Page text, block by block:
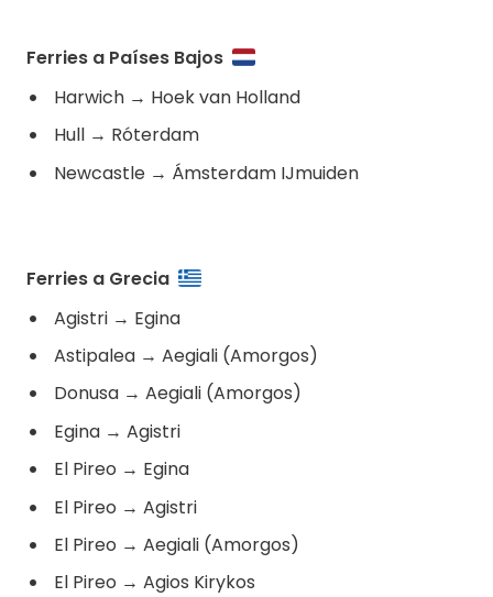
Ferries a Países Bajos
Harwich → Hoek van Holland
Hull → Róterdam
Newcastle → Ámsterdam IJmuiden
Ferries a Grecia
Agistri → Egina
Astipalea → Aegiali (Amorgos)
Donusa → Aegiali (Amorgos)
Egina → Agistri
El Pireo → Egina
El Pireo → Agistri
El Pireo → Aegiali (Amorgos)
El Pireo → Agios Kirykos